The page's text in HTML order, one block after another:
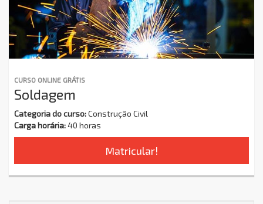
CURSO ONLINE GRÁTIS
Soldagem
Categoria do curso:Construção Civil
Carga horária:40 horas
Matricular!